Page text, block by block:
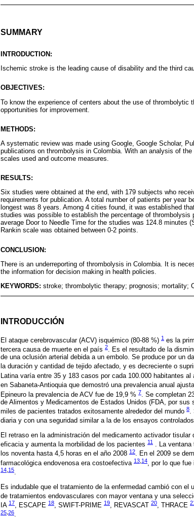
SUMMARY
INTRODUCTION:
Ischemic stroke is the leading cause of disability and the third
OBJECTIVES:
To know the experience of centers about the use of
opportunities for improvement.
METHODS:
A systematic review was made using Google, Google Scholar,
publications on thrombolysis in Colombia. With an analysis of
scales used and outcome measures.
RESULTS:
Six studies were obtained at the end, with 179 subjects who
requirements for publication. A total number of patients per year
longest was 8 years. Among 4 cities found, it was established
studies was possible to establish the percentage of
average Door to Needle Time for the studies was 124.8 minutes
Rankin scale was obtained between 0-2 points.
CONCLUSION:
There is an underreporting of thrombolysis in Colombia. It is
the information for decision making in health policies.
KEYWORDS: stroke; thrombolytic therapy; prognosis; mortality;
INTRODUCCIÓN
El ataque cerebrovascular (ACV) isquémico (80-88 %) 1 es la
tercera causa de muerte en el país 2. Es el resultado de la
de una oclusión arterial debida a un embolo. Se produce por un
la duración y cantidad de tejido afectado, y es decreciente o
Latina varía entre 35 y 183 casos por cada 100.000 habitantes al
en Sabaneta-Antioquia que demostró una prevalencia anual
Epineuro la prevalencia de ACV fue de 19,9 % 7 . Se completan
de Alimentos y Medicamentos de Estados Unidos (FDA, por
miles de pacientes tratados exitosamente alrededor del mundo 8.
diaria y con una seguridad similar a la de los ensayos controlados
El retraso en la administración del medicamento activador
eficacia y aumenta la morbilidad de los pacientes 11 . La ventana
los noventa hasta 4,5 horas en el año 2008 12. En el 2009 se
farmacológica endovenosa era costoefectiva 13 14, por lo que fue
14 15.
Es indudable que el tratamiento de la enfermedad cambió con
de tratamientos endovasculares con mayor ventana y una
IA 17, ESCAPE 18, SWIFT-PRIME 19, REVASCAT 20, THRACE
25,26.